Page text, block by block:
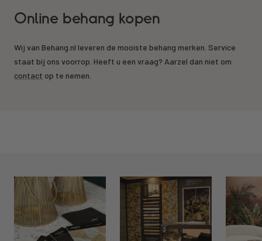
Online behang kopen
Wij van Behang.nl leveren de mooiste behang merken. Service
staat bij ons voorrop. Heeft u een vraag? Aarzel dan niet om
contact op te nemen.